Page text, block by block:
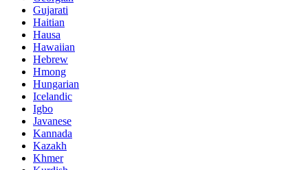
Gujarati
Haitian
Hausa
Hawaiian
Hebrew
Hmong
Hungarian
Icelandic
Igbo
Javanese
Kannada
Kazakh
Khmer